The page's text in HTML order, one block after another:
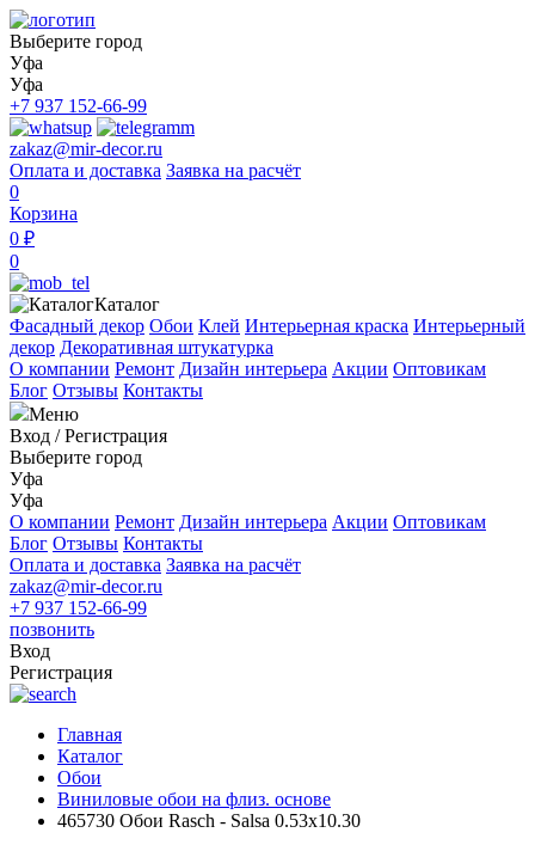
Выберите город
Уфа
Уфа
+7 937 152-66-99
zakaz@mir-decor.ru
Оплата и доставка Заявка на расчёт
0
Корзина
0 ₽
0
Каталог
Фасадный декор Обои Клей Интерьерная краска Интерьерный
декор Декоративная штукатурка
О компании Ремонт Дизайн интерьера Акции Оптовикам
Блог Отзывы Контакты
Меню
Вход /Регистрация
Выберите город
Уфа
Уфа
О компании Ремонт Дизайн интерьера Акции Оптовикам
Блог Отзывы Контакты
Оплата и доставка Заявка на расчёт
zakaz@mir-decor.ru
+7 937 152-66-99
позвонить
Вход
Регистрация
Главная
Каталог
Обои
Виниловые обои на флиз. основе
465730 Обои Rasch - Salsa 0.53x10.30